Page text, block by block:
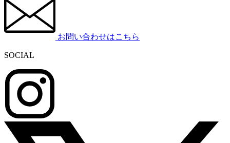
お問い合わせはこちら
SOCIAL